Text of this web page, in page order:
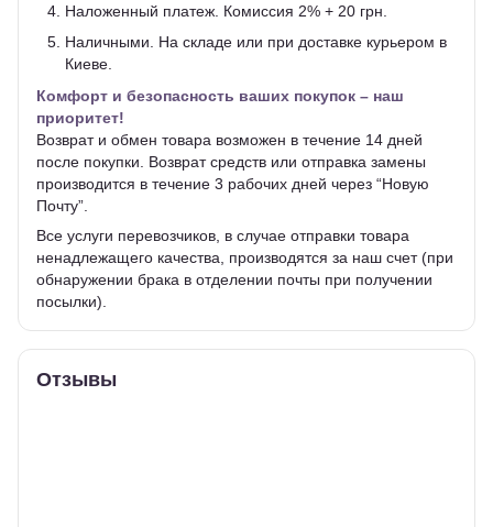
Наложенный платеж. Комиссия 2% + 20 грн.
Наличными. На складе или при доставке курьером в
Киеве.
Комфорт и безопасность ваших покупок – наш
приоритет!
Возврат и обмен товара возможен в течение 14 дней
после покупки. Возврат средств или отправка замены
производится в течение 3 рабочих дней через “Новую
Почту”.
Все услуги перевозчиков, в случае отправки товара
ненадлежащего качества, производятся за наш счет (при
обнаружении брака в отделении почты при получении
посылки).
Отзывы